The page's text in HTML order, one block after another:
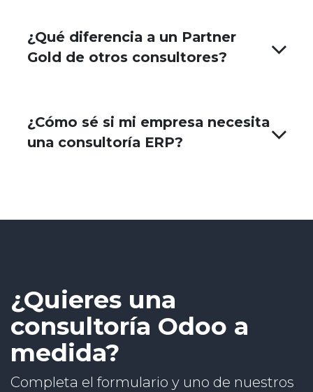
¿Qué diferencia a un Partner
Gold de otros consultores?
¿Cómo sé si mi empresa necesita
una consultoría ERP?
¿Quieres una
consultoría Odoo a
medida?
Completa el formulario y uno de nuestros